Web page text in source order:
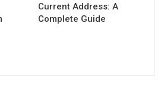
Current Address: A
Complete Guide